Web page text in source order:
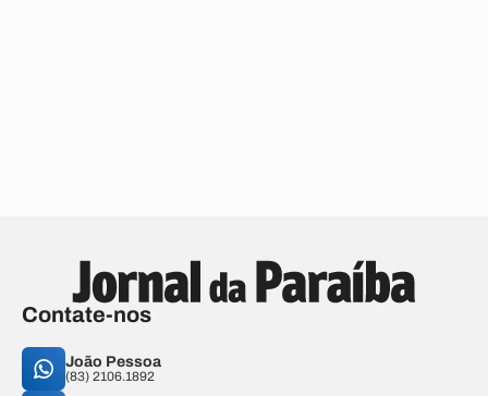
Contate-nos
João Pessoa
(83) 2106.1892